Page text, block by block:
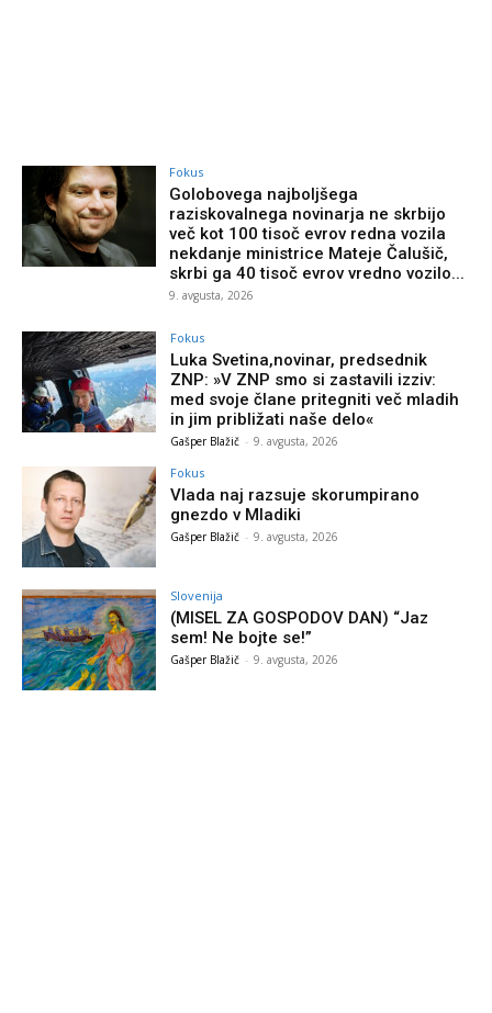
Fokus
Golobovega najboljšega
raziskovalnega novinarja ne skrbijo
več kot 100 tisoč evrov redna vozila
nekdanje ministrice Mateje Čalušič,
skrbi ga 40 tisoč evrov vredno vozilo...
9. avgusta, 2026
Fokus
Luka Svetina,novinar, predsednik
ZNP: »V ZNP smo si zastavili izziv:
med svoje člane pritegniti več mladih
in jim približati naše delo«
Gašper Blažič - 9. avgusta, 2026
Fokus
Vlada naj razsuje skorumpirano
gnezdo v Mladiki
Gašper Blažič - 9. avgusta, 2026
Slovenija
(MISEL ZA GOSPODOV DAN) “Jaz
sem! Ne bojte se!”
Gašper Blažič - 9. avgusta, 2026